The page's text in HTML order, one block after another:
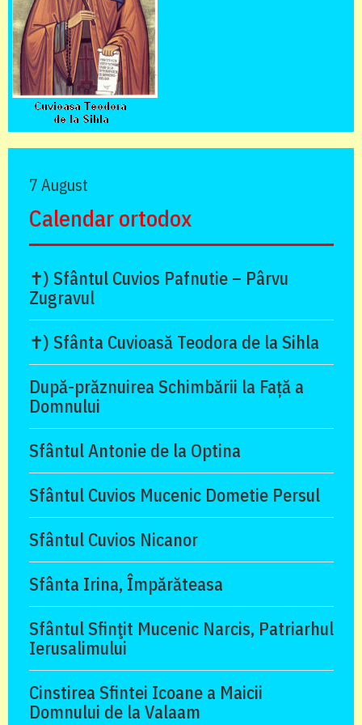
7 August
Calendar ortodox
✝) Sfântul Cuvios Pafnutie – Pârvu
Zugravul
✝) Sfânta Cuvioasă Teodora de la Sihla
După-prăznuirea Schimbării la Față a
Domnului
Sfântul Antonie de la Optina
Sfântul Cuvios Mucenic Dometie Persul
Sfântul Cuvios Nicanor
Sfânta Irina, Împărăteasa
Sfântul Sfinţit Mucenic Narcis, Patriarhul
Ierusalimului
Cinstirea Sfintei Icoane a Maicii
Domnului de la Valaam